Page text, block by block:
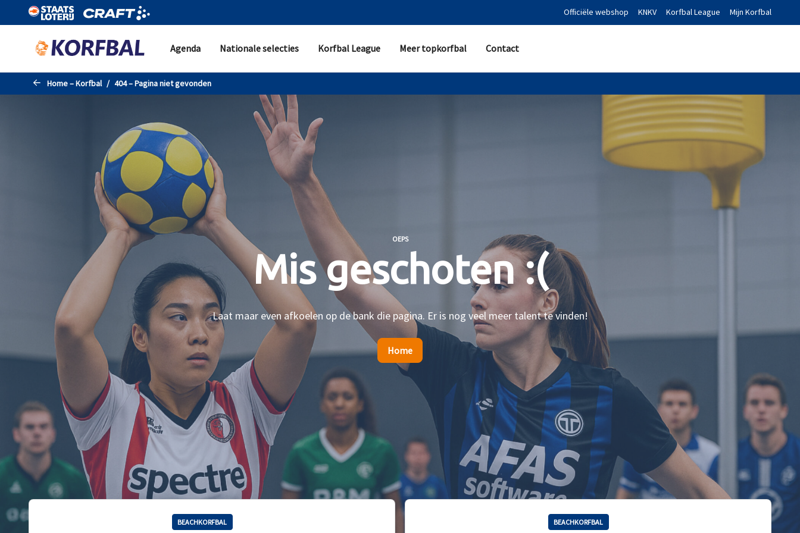
Naar de hoofdinhoud gaan Officiële webshop KNKV Korfbal League Mijn Korfbal
Agenda Nationale selecties Korfbal League Meer topkorfbal Contact
Home – Korfbal 404 – Pagina niet gevonden
OEPS
Mis geschoten :(
Laat maar even afkoelen op de bank die pagina. Er is nog veel meer talent te vinden!
Home
BEACHKORFBAL BEACHKORFBAL